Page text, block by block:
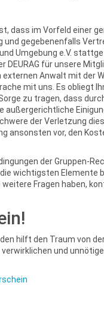
dass im Vorfeld einer
gegebenenfalls
Umgebung e.V.
DEURAG für unsere
Anwalt mit der
mit uns. Es obliegt
zu tragen, dass
außergerichtliche
der Verletzung
ansonsten vor, den
der Gruppen-
wichtigsten Elemente
Fragen haben,
hilft den Traum von
verwirklichen und